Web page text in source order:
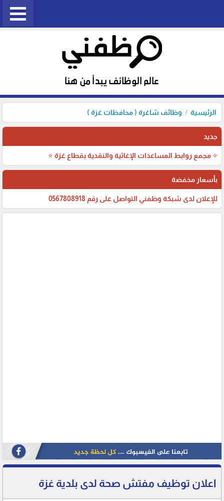
الرئيسية وظائف شاغرة ( محافظات غزة )
جديد
⭐ مجمع روابط المساعدات الإغاثية والنقدية بقطاع غزة ⭐
بأسعار مخفضة
للإعلان لدى شبكة وظفني التواصل على رقم 0567808918
اعلان توظيف مفتش صحة لدى بلدية غزة